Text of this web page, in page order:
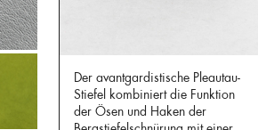
Der avantgardistische Pleautau-
Stiefel kombiniert die Funktion
der Ösen und Haken der